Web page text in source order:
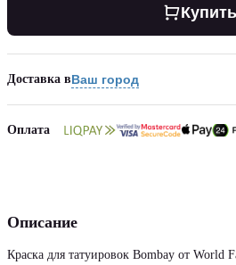
Купить
Доставка вВаш город
Оплата
Описание
Краска для татуировок Bombay от World